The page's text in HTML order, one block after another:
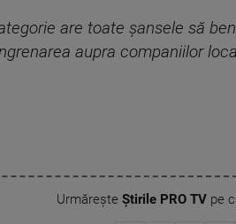
are toate șansele să
aupra companiilor
Urmărește Știrile PRO TVpe